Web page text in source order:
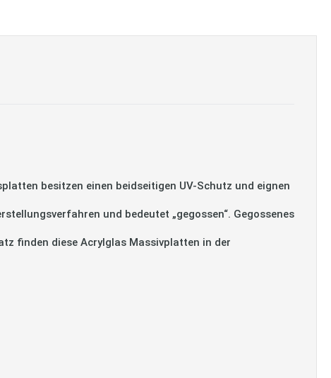
besitzen einen beidseitigen UV-Schutz und eignen
und bedeutet „gegossen“. Gegossenes
finden diese Acrylglas Massivplatten in der